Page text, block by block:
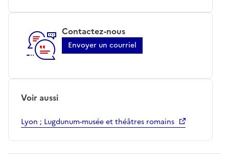
Contactez-nous
Envoyer un courriel
Voir aussi
Lyon ; Lugdunum-musée et théâtres romains